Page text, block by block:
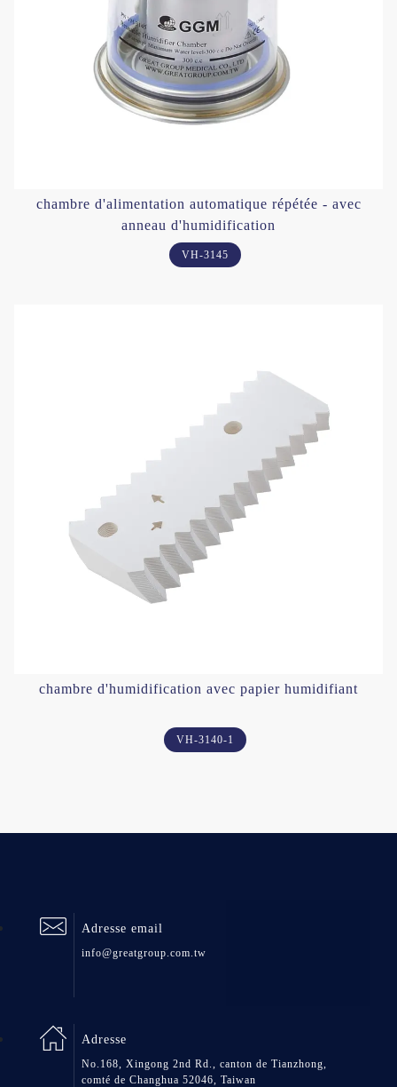
chambre d'alimentation automatique répétée - avec
anneau d'humidification
VH-3145
chambre d'humidification avec papier humidifiant
VH-3140-1
Adresse email
info@greatgroup.com.tw
Adresse
No.168, Xingong 2nd Rd., canton de Tianzhong,
comté de Changhua 52046, Taiwan